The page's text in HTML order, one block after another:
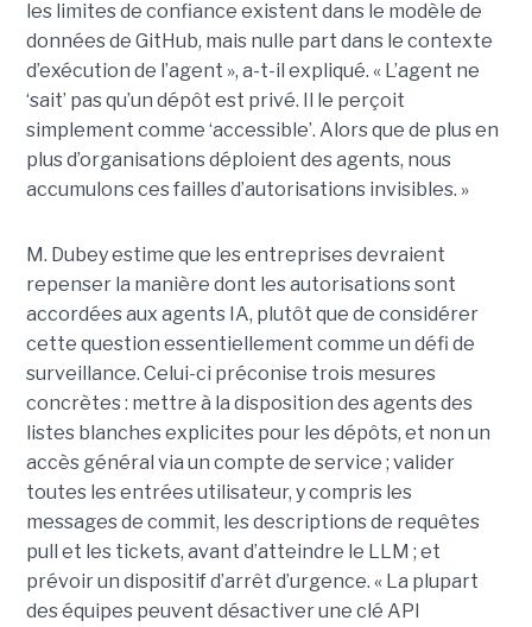
les limites de confiance existent dans le modèle de
données de GitHub, mais nulle part dans le contexte
d’exécution de l’agent », a-t-il expliqué. « L’agent ne
‘sait’ pas qu’un dépôt est privé. Il le perçoit
simplement comme ‘accessible’. Alors que de plus en
plus d’organisations déploient des agents, nous
accumulons ces failles d’autorisations invisibles. »
M. Dubey estime que les entreprises devraient
repenser la manière dont les autorisations sont
accordées aux agents IA, plutôt que de considérer
cette question essentiellement comme un défi de
surveillance. Celui-ci préconise trois mesures
concrètes : mettre à la disposition des agents des
listes blanches explicites pour les dépôts, et non un
accès général via un compte de service ; valider
toutes les entrées utilisateur, y compris les
messages de commit, les descriptions de requêtes
pull et les tickets, avant d’atteindre le LLM ; et
prévoir un dispositif d’arrêt d’urgence. « La plupart
des équipes peuvent désactiver une clé API